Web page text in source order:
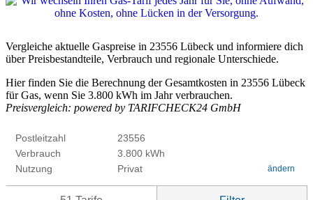
Vergleiche aktuelle Gaspreise in 23556 Lübeck und informiere dich
über Preisbestandteile, Verbrauch und regionale Unterschiede.
Hier finden Sie die Berechnung der Gesamtkosten in 23556 Lübeck
für Gas, wenn Sie 3.800 kWh im Jahr verbrauchen.
Preisvergleich: powered by TARIFCHECK24 GmbH